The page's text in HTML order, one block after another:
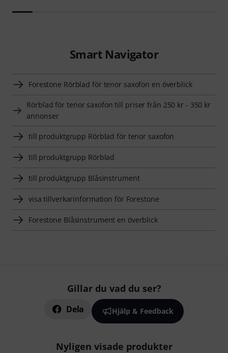
Smart Navigator
Forestone Rörblad för tenor saxofon en överblick
Rörblad för tenor saxofon till priser från 250 kr - 350 kr
annonser
till produktgrupp Rörblad för tenor saxofon
till produktgrupp Rörblad
till produktgrupp Blåsinstrument
visa tillverkarinformation för Forestone
Forestone Blåsinstrument en överblick
Gillar du vad du ser?
Dela Hjälp & Feedback
Nyligen visade produkter